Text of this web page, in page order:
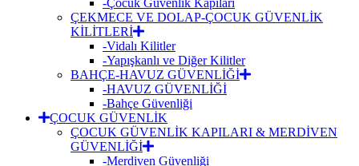
ÇEKMECE VE DOLAP-ÇOCUK GÜVENLİK
KİLİTLERİ
-Vidalı Kilitler
-Yapışkanlı ve Diğer Kilitler
BAHÇE-HAVUZ GÜVENLİĞİ
-HAVUZ GÜVENLİĞİ
-Bahçe Güvenliği
ÇOCUK GÜVENLİK
ÇOCUK GÜVENLİK KAPILARI & MERDİVEN
GÜVENLİĞİ
-Merdiven Güvenliği